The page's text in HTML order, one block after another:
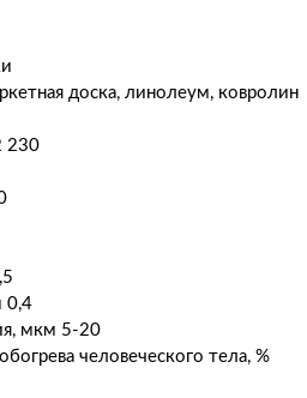
доска, линолеум, ковролин
230
0,4
мкм 5-20
человеческого тела, %